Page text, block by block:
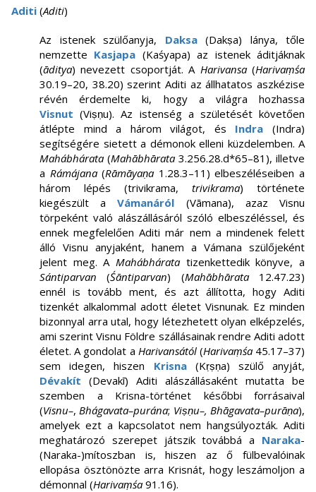
Aditi (Aditi)
Az istenek szülőanyja, Daksa(Dakṣa) lánya, tőle
nemzette Kasjapa (Kaśyapa) az istenek áditjáknak
(āditya) nevezett csoportját. A Harivansa(Harivaṃśa
30.19–20, 38.20) szerint Aditi az állhatatos aszkézise
révén érdemelte ki, hogy a világra hozhassa
Visnut (Viṣṇu). Az istenség a születését követően
átlépte mind a három világot, és Indra (Indra)
segítségére sietett a démonok elleni küzdelemben. A
Mahábhárata (Mahābhārata 3.256.28.d*65–81), illetve
a Rámájana(Rāmāyaṇa 1.28.3–11) elbeszéléseiben a
három lépés (trivikrama, trivikrama) története
kiegészült aVámanáról (Vāmana), azaz Visnu
törpeként való alászállásáról szóló elbeszéléssel, és
ennek megfelelően Aditi már nem a mindenek felett
álló Visnu anyjaként, hanem a Vámana szülőjeként
jelent meg. A Mahábhárata tizenkettedik könyve, a
Sántiparvan (Śāntiparvan) (Mahābhārata 12.47.23)
ennél is tovább ment, és azt állította, hogy Aditi
tizenkét alkalommal adott életet Visnunak. Ez minden
bizonnyal arra utal, hogy létezhetett olyan elképzelés,
ami szerint Visnu Földre szállásainak rendre Aditi adott
életet. A gondolat a Harivansától(Harivaṃśa45.17–37)
sem idegen, hiszen Krisna(Kṛṣṇa) szülő anyját,
Dévakít (Devakī) Aditi alászállásaként mutatta be
szemben a Krisna-történet későbbi forrásaival
(Visnu–,Bhágavata–purána; Viṣṇu–, Bhāgavata–purāṇa),
amelyek ezt a kapcsolatot nem hangsúlyozták. Aditi
meghatározó szerepet játszik továbbá a Naraka-
(Naraka-)mítoszban is, hiszen az ő fülbevalóinak
ellopása ösztönözte arra Krisnát, hogy leszámoljon a
démonnal (Harivaṃśa 91.16).